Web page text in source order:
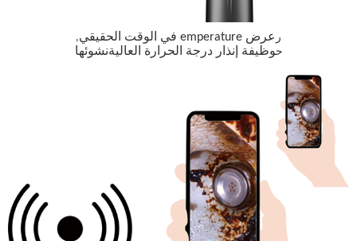
ر عرض emperature في الوقت الحقيقي
,
حوظيفة إنذار درجة الحرارة العاليةنشوئها